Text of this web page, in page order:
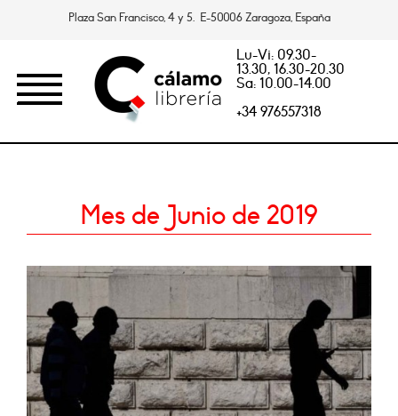
Plaza San Francisco, 4 y 5. E-50006 Zaragoza, España
Lu-Vi: 09.30-
13.30, 16.30-20.30
Sa: 10.00-14.00
+34 976557318
Mes de Junio de 2019